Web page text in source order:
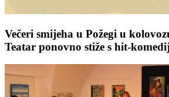
Večeri smijeha u Požegi u
Teatar ponovno stiže s hit-